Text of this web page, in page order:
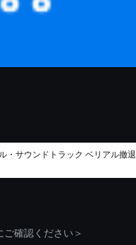
・サウンドトラック ベリアル撤退
確認ください＞